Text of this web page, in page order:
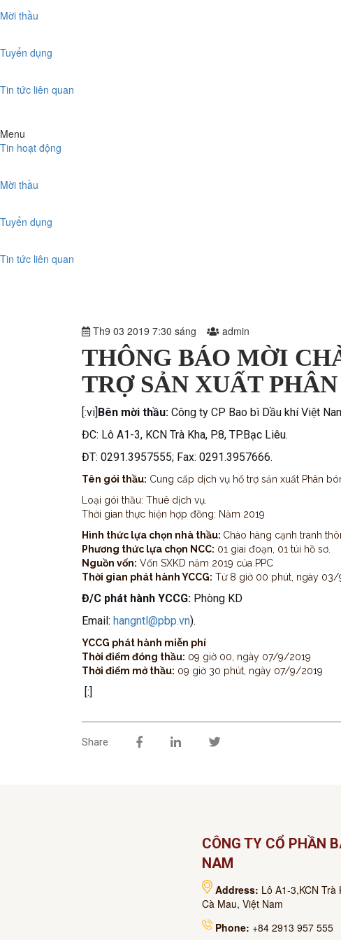
Mời thầu
Tuyển dụng
Tin tức liên quan
Menu
Tin hoạt động
Mời thầu
Tuyển dụng
Tin tức liên quan
Th9 03 2019 7:30 sáng admin
THÔNG BÁO MỜI
TRỢ SẢN XUẤT
[:vi] Bên mời thầu: Công ty CP Bao bì Dầu khí Việt
ĐC: Lô A1-3, KCN Trà Kha, P.8, TP.Bạc Liêu.
ĐT: 0291.3957555; Fax: 0291.3957666.
Tên gói thầu: Cung cấp dịch vụ hổ trợ sản xuất Phân
Loại gói thầu: Thuê dịch vụ.
Thời gian thực hiện hợp đồng: Năm 2019
Hình thức lựa chọn nhà thầu: Chào hàng cạnh tranh
Phương thức lựa chọn NCC: 01 giai đoạn, 01 túi hồ sơ.
Nguồn vốn: Vốn SXKD năm 2019 của PPC
Thời gian phát hành YCCG: Từ 8 giờ 00 phút, ngày
Đ/C phát hành YCCG: Phòng KD
Email: hangntl@pbp.vn).
YCCG phát hành miễn phí
Thời điểm đóng thầu: 09 giờ 00, ngày 07/9/2019
Thời điểm mở thầu: 09 giờ 30 phút, ngày 07/9/2019
[:]
Share
CÔNG TY CỔ PHẦN
NAM
Address: Lô A1-3,KCN
Cà Mau, Việt Nam
Phone: +84 2913 957 555